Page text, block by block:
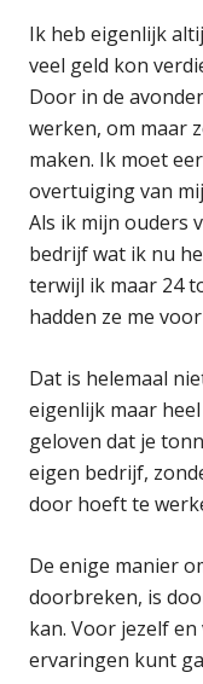
Ik heb eigenlijk
veel geld kon
Door in de
werken, om maar
maken. Ik moet
overtuiging van
Als ik mijn ouders
bedrijf wat ik nu
terwijl ik maar 24
hadden ze me
Dat is helemaal
eigenlijk maar
geloven dat je
eigen bedrijf,
door hoeft te
De enige manier
doorbreken, is
kan. Voor jezelf
ervaringen kunt